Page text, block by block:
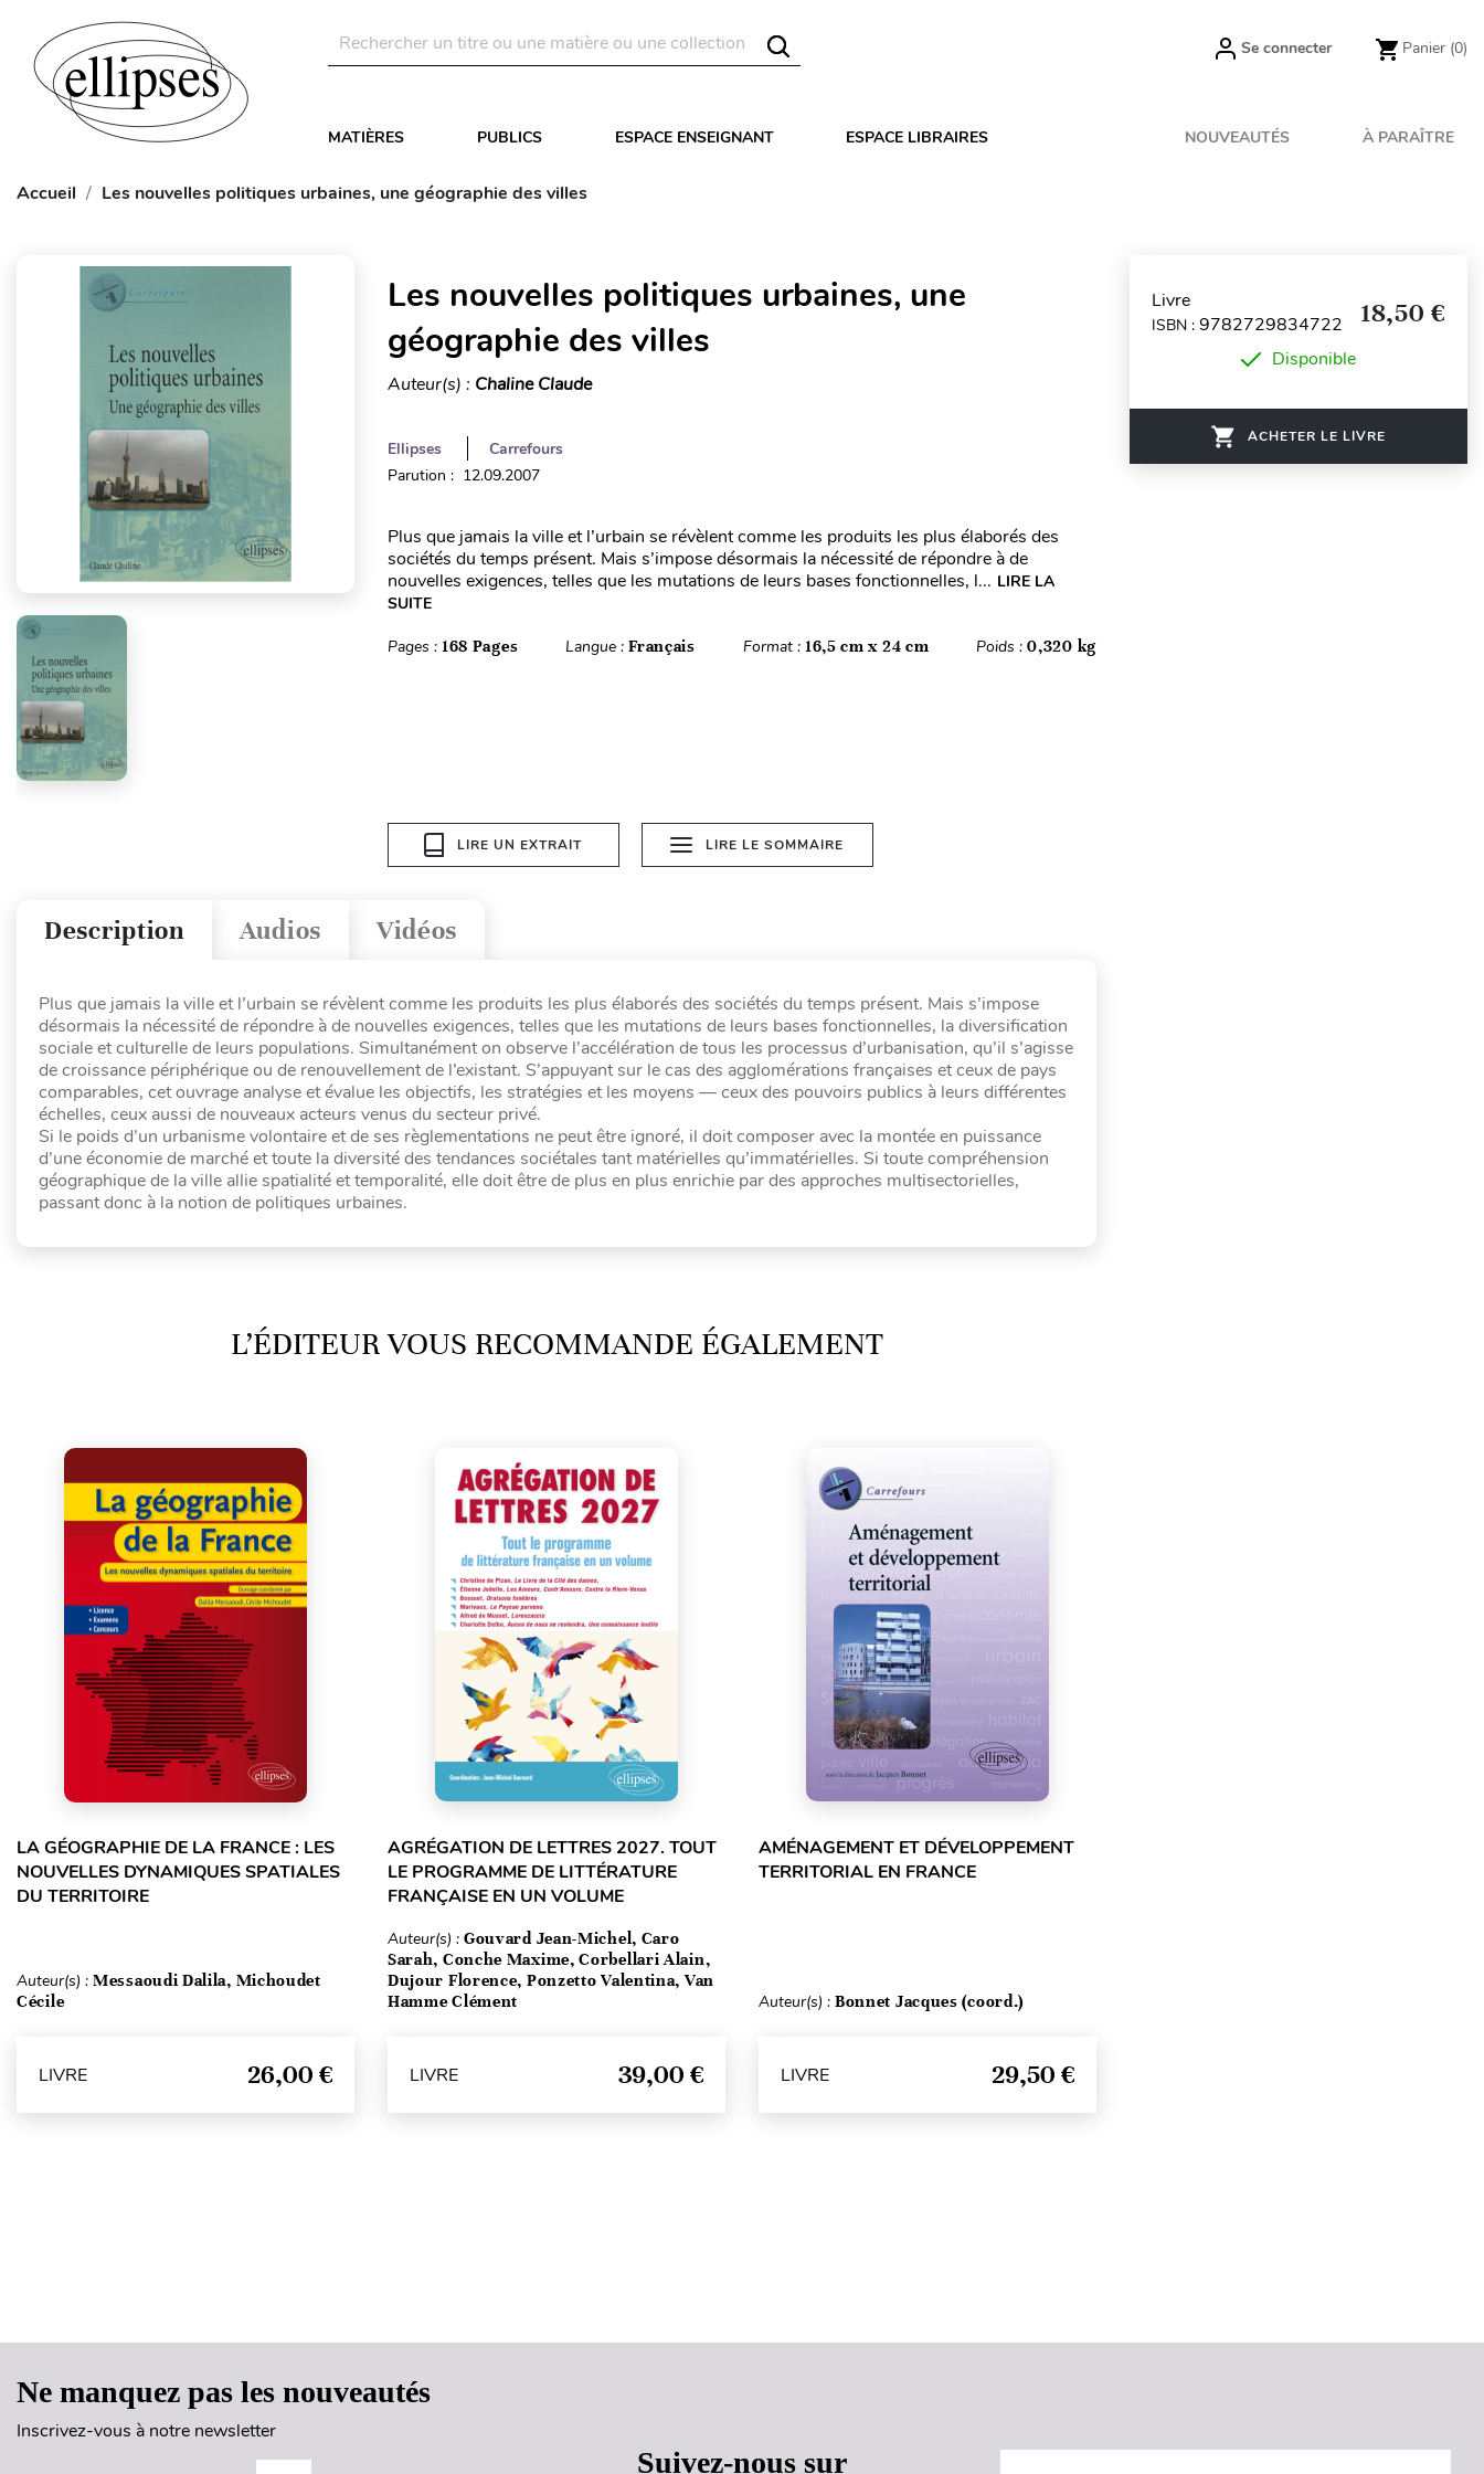
Se connecter Panier (0)
MATIÈRES PUBLICS ESPACE ENSEIGNANT ESPACE LIBRAIRES NOUVEAUTÉS À PARAÎTRE
Accueil Les nouvelles politiques urbaines, une géographie des villes
Les nouvelles politiques urbaines, une
géographie des villes
Auteur(s) : Chaline Claude
Ellipses
Carrefours
Parution : 12.09.2007
Plus que jamais la ville et l’urbain se révèlent comme les produits les plus élaborés des
sociétés du temps présent. Mais s’impose désormais la nécessité de répondre à de
nouvelles exigences, telles que les mutations de leurs bases fonctionnelles, l... LIRE LA
SUITE
Pages : 168 Pages Langue :Français Format : 16,5 cm x 24 cm Poids :0,320 kg
LIRE UN EXTRAIT LIRE LE SOMMAIRE
Vidéos
Audios
Description
Plus que jamais la ville et l’urbain se révèlent comme les produits les plus élaborés des sociétés du temps présent. Mais s’impose
désormais la nécessité de répondre à de nouvelles exigences, telles que les mutations de leurs bases fonctionnelles, la diversification
sociale et culturelle de leurs populations. Simultanément on observe l’accélération de tous les processus d’urbanisation, qu’il s’agisse
de croissance périphérique ou de renouvellement de l’existant. S’appuyant sur le cas des agglomérations françaises et ceux de pays
comparables, cet ouvrage analyse et évalue les objectifs, les stratégies et les moyens — ceux des pouvoirs publics à leurs différentes
échelles, ceux aussi de nouveaux acteurs venus du secteur privé.
Si le poids d’un urbanisme volontaire et de ses règlementations ne peut être ignoré, il doit composer avec la montée en puissance
d’une économie de marché et toute la diversité des tendances sociétales tant matérielles qu’immatérielles. Si toute compréhension
géographique de la ville allie spatialité et temporalité, elle doit être de plus en plus enrichie par des approches multisectorielles,
passant donc à la notion de politiques urbaines.
L’ÉDITEUR VOUS RECOMMANDE ÉGALEMENT
LA GÉOGRAPHIE DE LA FRANCE : LES
NOUVELLES DYNAMIQUES SPATIALES
DU TERRITOIRE
Auteur(s) : Messaoudi Dalila, Michoudet
Cécile
LIVRE 26,00 €
AGRÉGATION DE LETTRES 2027. TOUT
LE PROGRAMME DE LITTÉRATURE
FRANÇAISE EN UN VOLUME
Auteur(s) : Gouvard Jean-Michel, Caro
Sarah, Conche Maxime, Corbellari Alain,
Dujour Florence, Ponzetto Valentina, Van
Hamme Clément
LIVRE 39,00 €
AMÉNAGEMENT ET DÉVELOPPEMENT
TERRITORIAL EN FRANCE
Auteur(s) : Bonnet Jacques (coord.)
LIVRE 29,50 €
Livre
ISBN : 9782729834722 18,50 €
Disponible
ACHETER LE LIVRE
Ne manquez pas les nouveautés
Inscrivez-vous à notre newsletter
Suivez-nous sur